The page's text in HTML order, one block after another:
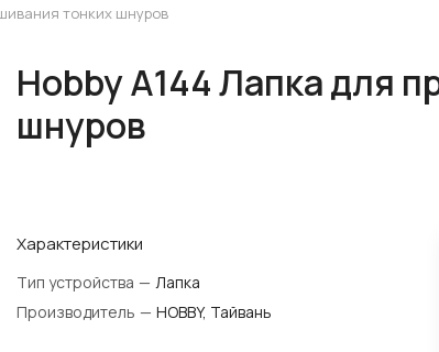
тонких шнуров
Hobby A144 Лапка для
шнуров
Характеристики
Тип устройства — Лапка
Производитель — HOBBY, Тайвань